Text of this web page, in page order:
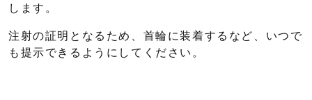
します。
注射の証明となるため、首輪に装着するなど、いつで
も提示できるようにしてください。